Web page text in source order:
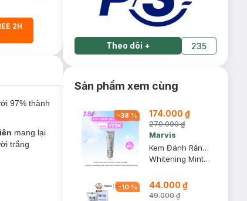
2H
97% thành
mang lại
trắng
Theo dõi + 235
Sản phẩm xem cùng
-38 % 174.000 ₫
279.000 ₫
Marvis
Kem Đánh Răng Marvis Màu Bạc Làm Trắng Răng 85ml
Whitening Mint Toothpaste
-10 % 44.000 ₫
49.000 ₫